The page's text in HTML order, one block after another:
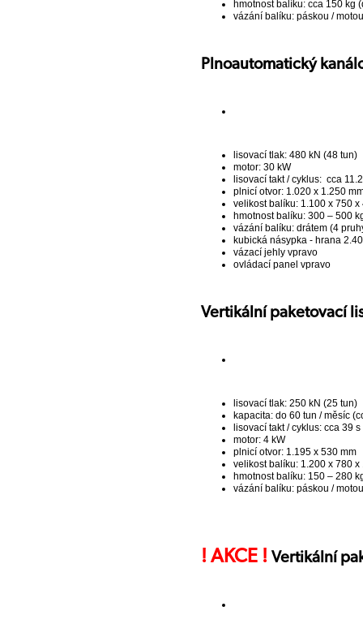
hmotnost balíku: cca 150 kg
vázání balíku: páskou /
Plnoautomatický
lisovací tlak: 480 kN (48 tun)
motor: 30 kW
lisovací takt / cyklus: cca
plnicí otvor: 1.020 x 1.250
velikost balíku: 1.100 x 750 x
hmotnost balíku: 300 – 500
vázání balíku: drátem (4
kubická násypka - hrana
vázací jehly vpravo
ovládací panel vpravo
Vertikální paketovací
lisovací tlak: 250 kN (25 tun)
kapacita: do 60 tun / měsíc
lisovací takt / cyklus: cca 39 s
motor: 4 kW
plnicí otvor: 1.195 x 530 mm
velikost balíku: 1.200 x 780 x
hmotnost balíku: 150 – 280
vázání balíku: páskou /
! AKCE ! Vertikální